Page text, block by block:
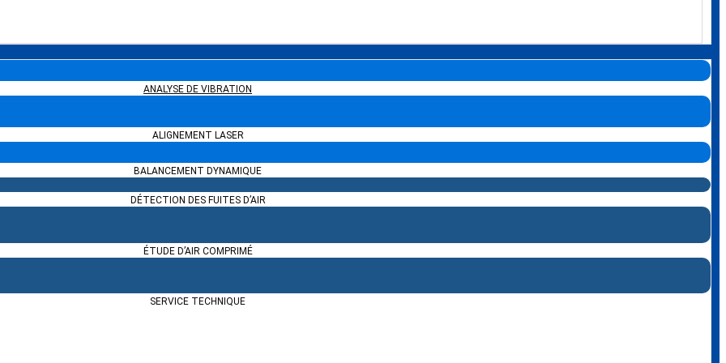
rotatif à vis
ANALYSE DE VIBRATION
ALIGNEMENT LASER
BALANCEMENT DYNAMIQUE
DÉTECTION DES FUITES D’AIR
ÉTUDE D’AIR COMPRIMÉ
SERVICE TECHNIQUE